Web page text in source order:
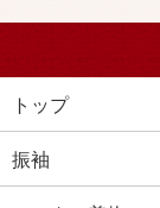
トップ
振袖